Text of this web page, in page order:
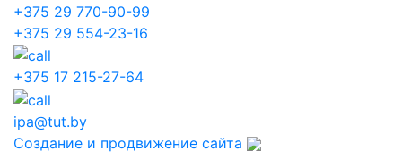
+375 29 770-90-99
+375 29 554-23-16
+375 17 215-27-64
ipa@tut.by
Создание и продвижение сайта